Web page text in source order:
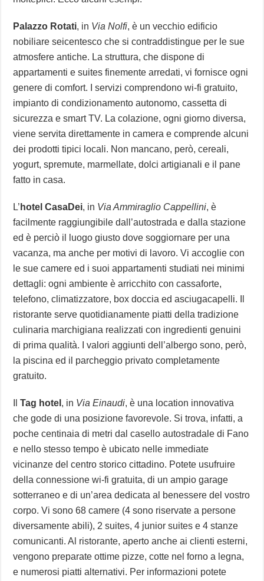
Palazzo Rotati, in Via Nolfi, è un vecchio edificio
nobiliare seicentesco che si contraddistingue per le sue
atmosfere antiche. La struttura, che dispone di
appartamenti e suites finemente arredati, vi fornisce ogni
genere di comfort. I servizi comprendono wi-fi gratuito,
impianto di condizionamento autonomo, cassetta di
sicurezza e smart TV. La colazione, ogni giorno diversa,
viene servita direttamente in camera e comprende alcuni
dei prodotti tipici locali. Non mancano, però, cereali,
yogurt, spremute, marmellate, dolci artigianali e il pane
fatto in casa.
L’ hotel CasaDei, in Via Ammiraglio Cappellini, è
facilmente raggiungibile dall’autostrada e dalla stazione
ed è perciò il luogo giusto dove soggiornare per una
vacanza, ma anche per motivi di lavoro. Vi accoglie con
le sue camere ed i suoi appartamenti studiati nei minimi
dettagli: ogni ambiente è arricchito con cassaforte,
telefono, climatizzatore, box doccia ed asciugacapelli. Il
ristorante serve quotidianamente piatti della tradizione
culinaria marchigiana realizzati con ingredienti genuini
di prima qualità. I valori aggiunti dell’albergo sono, però,
la piscina ed il parcheggio privato completamente
gratuito.
IlTag hotel , in Via Einaudi, è una location innovativa
che gode di una posizione favorevole. Si trova, infatti, a
poche centinaia di metri dal casello autostradale di Fano
e nello stesso tempo è ubicato nelle immediate
vicinanze del centro storico cittadino. Potete usufruire
della connessione wi-fi gratuita, di un ampio garage
sotterraneo e di un’area dedicata al benessere del vostro
corpo. Vi sono 68 camere (4 sono riservate a persone
diversamente abili), 2 suites, 4 junior suites e 4 stanze
comunicanti. Al ristorante, aperto anche ai clienti esterni,
vengono preparate ottime pizze, cotte nel forno a legna,
e numerosi piatti alternativi. Per informazioni potete